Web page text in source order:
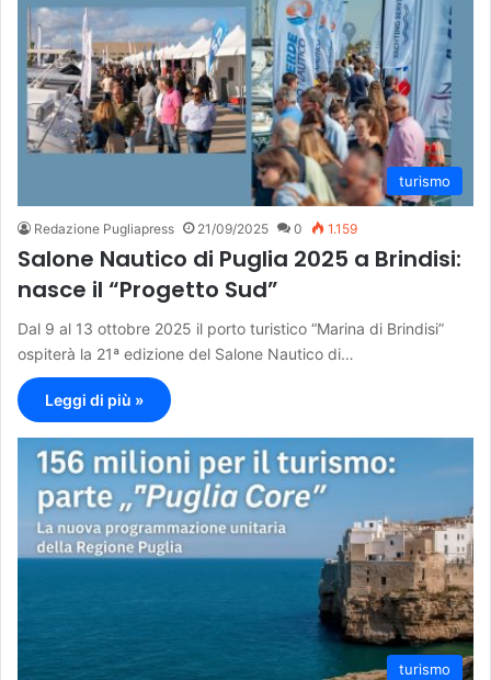
turismo
Redazione Pugliapress 21/09/2025 0 1.159
Salone Nautico di Puglia 2025 a Brindisi:
nasce il “Progetto Sud”
Dal 9 al 13 ottobre 2025 il porto turistico “Marina di Brindisi”
ospiterà la 21ª edizione del Salone Nautico di…
Leggi di più »
turismo